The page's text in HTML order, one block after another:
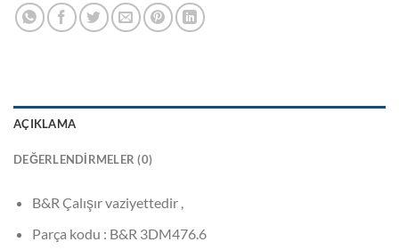
AÇIKLAMA
DEĞERLENDIRMELER (0)
B&R Çalışır vaziyettedir ,
Parça kodu : B&R 3DM476.6